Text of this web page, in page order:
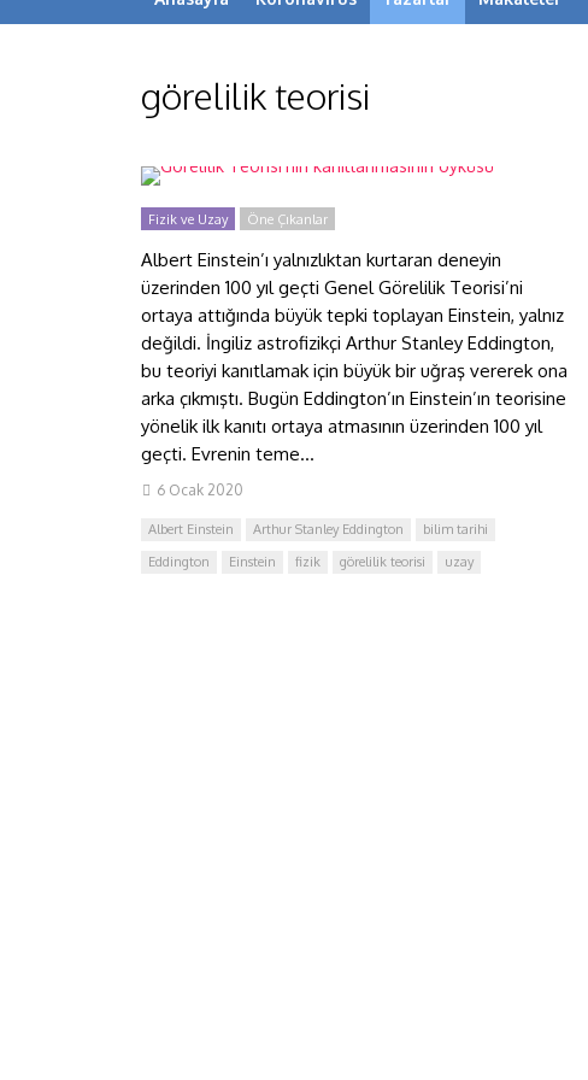
görelilik teorisi
Görelilik Teorisi’nin
Fizik ve Uzay Öne Çıkanlar
Albert Einstein’ı yalnızlıktan kurtaran deneyin
üzerinden 100 yıl geçti Genel Görelilik Teorisi’ni
ortaya attığında büyük tepki toplayan Einstein, yalnız
değildi. İngiliz astrofizikçi Arthur Stanley Eddington,
bu teoriyi kanıtlamak için büyük bir uğraş vererek ona
arka çıkmıştı. Bugün Eddington’ın Einstein’ın teorisine
yönelik ilk kanıtı ortaya atmasının üzerinden 100 yıl
geçti. Evrenin teme...
6 Ocak 2020
Albert Einstein Arthur Stanley Eddington
bilim tarihi
Eddington
Einstein fizik görelilik teorisi uzay